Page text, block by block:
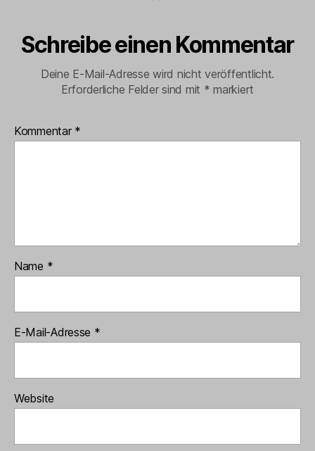
Schreibe einen Kommentar
Deine E-Mail-Adresse wird nicht veröffentlicht.
Erforderliche Felder sind mit * markiert
Kommentar *
Name *
E-Mail-Adresse *
Website